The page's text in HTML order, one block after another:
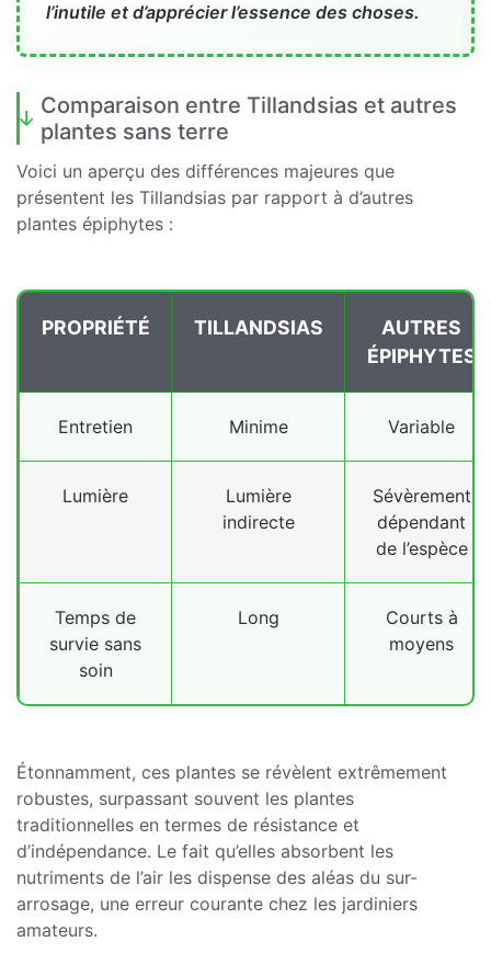
l’inutile et d’apprécier l’essence des choses.
Comparaison entre Tillandsias et autres
plantes sans terre
Voici un aperçu des différences majeures que
présentent les Tillandsias par rapport à d’autres
plantes épiphytes :
PROPRIÉTÉ TILLANDSIAS
AUTRES
ÉPIPHYTES
Entretien Minime Variable
Lumière
Lumière
indirecte
Sévèrement
dépendant
de l’espèce
Temps de
survie sans
soin
Long
Courts à
moyens
Étonnamment, ces plantes se révèlent extrêmement
robustes, surpassant souvent les plantes
traditionnelles en termes de résistance et
d’indépendance. Le fait qu’elles absorbent les
nutriments de l’air les dispense des aléas du sur-
arrosage, une erreur courante chez les jardiniers
amateurs.